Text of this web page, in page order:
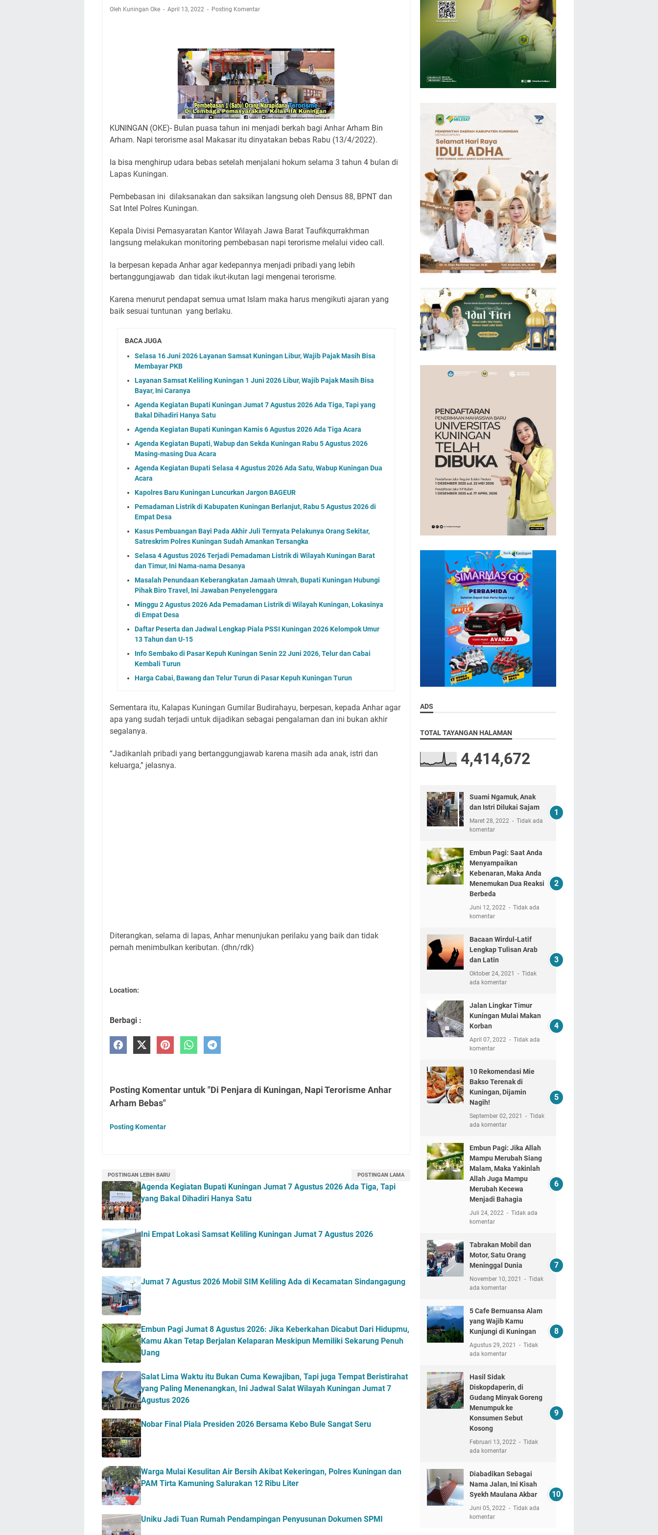
Warga Mulai Kesulitan Air Bersih Akibat Kekeringan, Polres Kuningan dan PAM Tirta
Sudahkah Kita Merdeka Dari Hawa Nafsu?
Info Sembako di Pasar Kepuh Kuningan Kamis 6 Agustus 2026, Daging Naik, Telur Turun
Agenda Kegiatan Bupati Kuningan Jumat 7 Agustus 2026 Ada Tiga, Tapi yang Bakal Dihadiri
Hanya Satu
Oleh Kuningan Oke April 13, 2022 Posting Komentar
KUNINGAN (OKE)- Bulan puasa tahun ini menjadi berkah bagi Anhar Arham Bin
Arham. Napi terorisme asal Makasar itu dinyatakan bebas Rabu (13/4/2022).
Ia bisa menghirup udara bebas setelah menjalani hokum selama 3 tahun 4 bulan di
Lapas Kuningan.
Pembebasan ini dilaksanakan dan saksikan langsung oleh Densus 88, BPNT dan
Sat Intel Polres Kuningan.
Kepala Divisi Pemasyaratan Kantor Wilayah Jawa Barat Taufikqurrakhman
langsung melakukan monitoring pembebasan napi terorisme melalui video call.
Ia berpesan kepada Anhar agar kedepannya menjadi pribadi yang lebih
bertanggungjawab dan tidak ikut-ikutan lagi mengenai terorisme.
Karena menurut pendapat semua umat Islam maka harus mengikuti ajaran yang
baik sesuai tuntunan yang berlaku.
BACA JUGA
Selasa 16 Juni 2026 Layanan Samsat Kuningan Libur, Wajib Pajak Masih Bisa
Membayar PKB
Layanan Samsat Keliling Kuningan 1 Juni 2026 Libur, Wajib Pajak Masih Bisa
Bayar, Ini Caranya
Agenda Kegiatan Bupati Kuningan Jumat 7 Agustus 2026 Ada Tiga, Tapi yang
Bakal Dihadiri Hanya Satu
Agenda Kegiatan Bupati Kuningan Kamis 6 Agustus 2026 Ada Tiga Acara
Agenda Kegiatan Bupati, Wabup dan Sekda Kuningan Rabu 5 Agustus 2026
Masing-masing Dua Acara
Agenda Kegiatan Bupati Selasa 4 Agustus 2026 Ada Satu, Wabup Kuningan Dua
Acara
Kapolres Baru Kuningan Luncurkan Jargon BAGEUR
Pemadaman Listrik di Kabupaten Kuningan Berlanjut, Rabu 5 Agustus 2026 di
Empat Desa
Kasus Pembuangan Bayi Pada Akhir Juli Ternyata Pelakunya Orang Sekitar,
Satreskrim Polres Kuningan Sudah Amankan Tersangka
Selasa 4 Agustus 2026 Terjadi Pemadaman Listrik di Wilayah Kuningan Barat
dan Timur, Ini Nama-nama Desanya
Masalah Penundaan Keberangkatan Jamaah Umrah, Bupati Kuningan Hubungi
Pihak Biro Travel, Ini Jawaban Penyelenggara
Minggu 2 Agustus 2026 Ada Pemadaman Listrik di Wilayah Kuningan, Lokasinya
di Empat Desa
Daftar Peserta dan Jadwal Lengkap Piala PSSI Kuningan 2026 Kelompok Umur
13 Tahun dan U-15
Info Sembako di Pasar Kepuh Kuningan Senin 22 Juni 2026, Telur dan Cabai
Kembali Turun
Harga Cabai, Bawang dan Telur Turun di Pasar Kepuh Kuningan Turun
Sementara itu, Kalapas Kuningan Gumilar Budirahayu, berpesan, kepada Anhar agar
apa yang sudah terjadi untuk dijadikan sebagai pengalaman dan ini bukan akhir
segalanya.
“Jadikanlah pribadi yang bertanggungjawab karena masih ada anak, istri dan
keluarga,” jelasnya.
Diterangkan, selama di lapas, Anhar menunjukan perilaku yang baik dan tidak
pernah menimbulkan keributan. (dhn/rdk)
Location:
Berbagi :
Posting Komentar untuk "Di Penjara di Kuningan, Napi Terorisme Anhar
Arham Bebas"
Posting Komentar
POSTINGAN LEBIH BARU POSTINGAN LAMA
Agenda Kegiatan Bupati Kuningan Jumat 7 Agustus 2026 Ada Tiga, Tapi
yang Bakal Dihadiri Hanya Satu
Ini Empat Lokasi Samsat Keliling Kuningan Jumat 7 Agustus 2026
Jumat 7 Agustus 2026 Mobil SIM Keliling Ada di Kecamatan Sindangagung
Embun Pagi Jumat 8 Agustus 2026: Jika Keberkahan Dicabut Dari Hidupmu,
Kamu Akan Tetap Berjalan Kelaparan Meskipun Memiliki Sekarung Penuh
Uang
Salat Lima Waktu itu Bukan Cuma Kewajiban, Tapi juga Tempat Beristirahat
yang Paling Menenangkan, Ini Jadwal Salat Wilayah Kuningan Jumat 7
Agustus 2026
Nobar Final Piala Presiden 2026 Bersama Kebo Bule Sangat Seru
Warga Mulai Kesulitan Air Bersih Akibat Kekeringan, Polres Kuningan dan
PAM Tirta Kamuning Salurakan 12 Ribu Liter
Uniku Jadi Tuan Rumah Pendampingan Penyusunan Dokumen SPMI
ADS
TOTAL TAYANGAN HALAMAN
4,414,672
Suami Ngamuk, Anak
dan Istri Dilukai Sajam
Maret 28, 2022
Tidak ada
komentar
Embun Pagi: Saat Anda
Menyampaikan
Kebenaran, Maka Anda
Menemukan Dua Reaksi
Berbeda
Juni 12, 2022
Tidak ada
komentar
Bacaan Wirdul-Latif
Lengkap Tulisan Arab
dan Latin
Oktober 24, 2021
Tidak
ada komentar
Jalan Lingkar Timur
Kuningan Mulai Makan
Korban
April 07, 2022
Tidak ada
komentar
10 Rekomendasi Mie
Bakso Terenak di
Kuningan, Dijamin
Nagih!
September 02, 2021
Tidak
ada komentar
Embun Pagi: Jika Allah
Mampu Merubah Siang
Malam, Maka Yakinlah
Allah Juga Mampu
Merubah Kecewa
Menjadi Bahagia
Juli 24, 2022
Tidak ada
komentar
Tabrakan Mobil dan
Motor, Satu Orang
Meninggal Dunia
November 10, 2021
Tidak
ada komentar
5 Cafe Bernuansa Alam
yang Wajib Kamu
Kunjungi di Kuningan
Agustus 29, 2021
Tidak
ada komentar
Hasil Sidak
Diskopdaperin, di
Gudang Minyak Goreng
Menumpuk ke
Konsumen Sebut
Kosong
Februari 13, 2022
Tidak
ada komentar
Diabadikan Sebagai
Nama Jalan, Ini Kisah
Syekh Maulana Akbar
Juni 05, 2022
Tidak ada
komentar